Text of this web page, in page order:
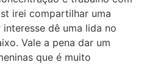
irei compartilhar uma
dê uma lida no
Vale a pena dar um
que é muito